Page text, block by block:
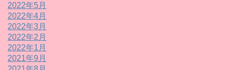
2022年5月
2022年4月
2022年3月
2022年2月
2022年1月
2021年9月